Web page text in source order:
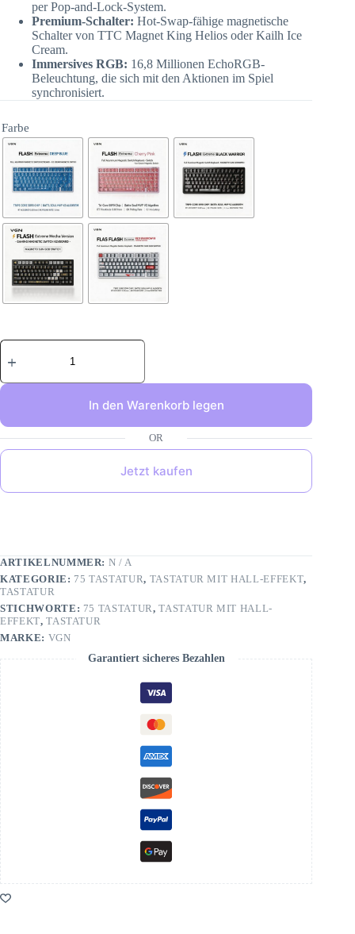
per Pop-and-Lock-System.
Premium-Schalter: Hot-Swap-fähige magnetische
Schalter von TTC Magnet King Helios oder Kailh Ice
Cream.
Immersives RGB: 16,8 Millionen EchoRGB-
Beleuchtung, die sich mit den Aktionen im Spiel
synchronisiert.
Farbe
In den Warenkorb legen
Jetzt kaufen
ARTIKELNUMMER: N / A
KATEGORIE: 75 TASTATUR, TASTATUR MIT HALL-EFFEKT,
TASTATUR
STICHWORTE: 75 TASTATUR,TASTATUR MIT HALL-
EFFEKT,TASTATUR
MARKE: VGN
Garantiert sicheres Bezahlen